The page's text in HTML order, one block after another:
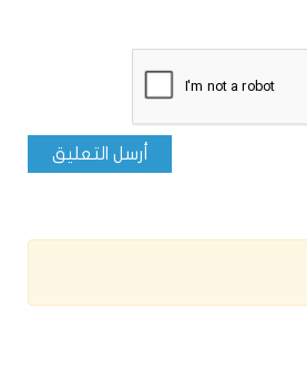
أرسل التعليق